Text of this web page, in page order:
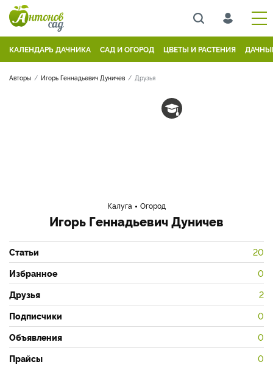
КАЛЕНДАРЬ ДАЧНИКА САД И ОГОРОД ЦВЕТЫ И РАСТЕНИЯ
Авторы Игорь Геннадьевич Дуничев Друзья
Калуга Огород
Игорь Геннадьевич Дуничев
Статьи 20
Избранное 0
Друзья 2
Подписчики 0
Объявления 0
Прайсы 0